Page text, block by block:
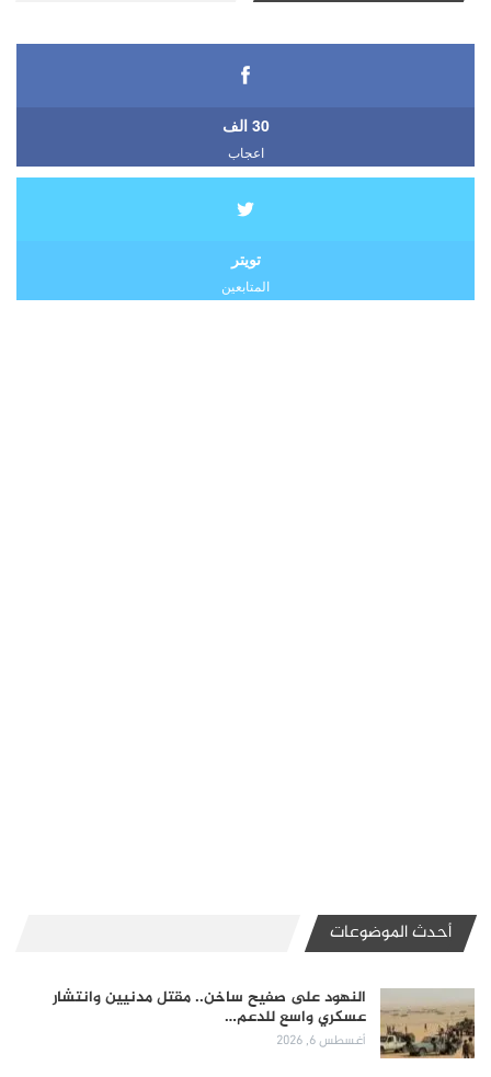
30 الف
اعجاب
تويتر
المتابعين
أحدث الموضوعات
النهود على صفيح ساخن.. مقتل مدنيين وانتشار
عسكري واسع للدعم…
أغسطس 6, 2026